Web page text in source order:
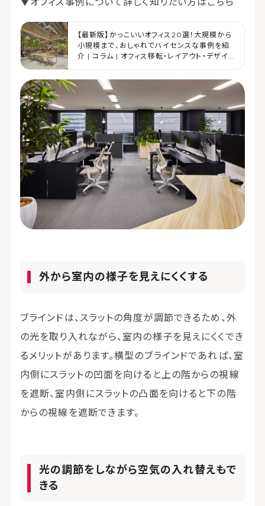
【最新版】かっこいいオフィス20選！大規模から
小規模まで、おしゃれでハイセンスな事例を紹
介 | コラム | オフィス移転・レイアウト・デザイ
外から室内の様子を見えにくくする
ブラインドは、スラットの角度が調節できるため、外
の光を取り入れながら、室内の様子を見えにくくでき
るメリットがあります。横型のブラインドであれば、室
内側にスラットの凹面を向けると上の階からの視線
を遮断、室内側にスラットの凸面を向けると下の階
からの視線を遮断できます。
光の調節をしながら空気の入れ替えもで
きる